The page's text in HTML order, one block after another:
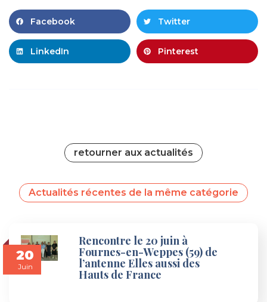
Facebook Twitter
LinkedIn Pinterest
retourner aux actualités
Actualités récentes de la même catégorie
20
Juin
Rencontre le 20 juin à
Fournes-en-Weppes (59) de
l’antenne Elles aussi des
Hauts de France